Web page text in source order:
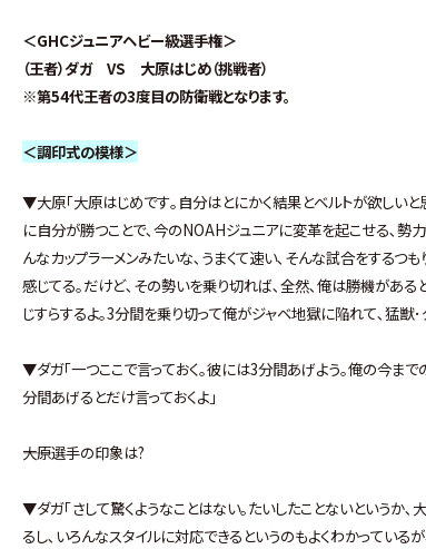
＜GHCジュニアヘビー級選手権＞
（王者）ダガ VS 大原はじめ（挑戦者）
※第54代王者の3度目の防衛戦となります。
＜調印式の模様＞
▼大原｢大原はじめです｡自分はとにかく結果とベルトが欲しい
に自分が勝つことで､今のNOAHジュニアに変革を起こせる､勢
んなカップラーメンみたいな､うまくて速い､そんな試合をする
感じてる｡だけど､その勢いを乗り切れば､全然､俺は勝機がある
じすらするよ｡3分間を乗り切って俺がジャベ地獄に陥れて､猛獣
▼ダガ｢一つここで言っておく｡彼には3分間あげよう｡俺の今ま
分間あげるとだけ言っておくよ｣
――大原選手の印象は?
▼ダガ｢さして驚くようなことはない｡たいしたことないというか､
るし､いろんなスタイルに対応できるというのもよくわかってい